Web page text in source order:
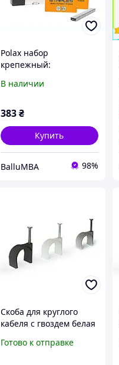
Polax набор
крепежный:
пистолет и скобы
В наличии
383₴
Купить
BalluMBA 98%
Скоба для круглого
кабеля с гвоздем белая
Готово к отправке